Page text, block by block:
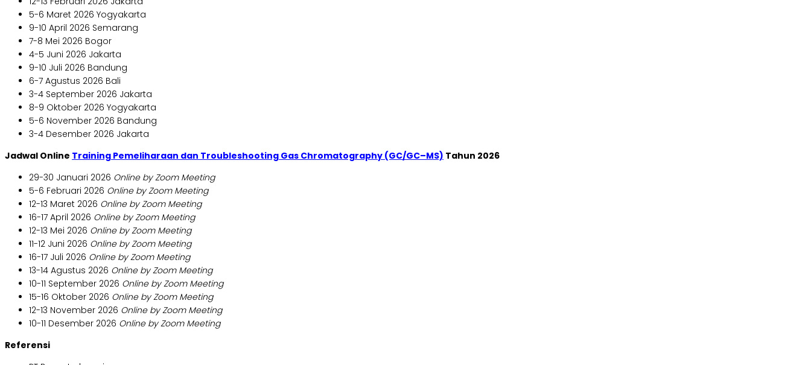
5-6 Maret 2026 Yogyakarta
9-10 April 2026 Semarang
7-8 Mei 2026 Bogor
4-5 Juni 2026 Jakarta
9-10 Juli 2026 Bandung
6-7 Agustus 2026 Bali
3-4 September 2026 Jakarta
8-9 Oktober 2026 Yogyakarta
5-6 November 2026 Bandung
3-4 Desember 2026 Jakarta
Jadwal Online Training Pemeliharaan dan Troubleshooting Gas Chromatography (GC/GC–MS) Tahun 2026
29-30 Januari 2026 Online by Zoom Meeting
5-6 Februari 2026 Online by Zoom Meeting
12-13 Maret 2026 Online by Zoom Meeting
16-17 April 2026 Online by Zoom Meeting
12-13 Mei 2026 Online by Zoom Meeting
11-12 Juni 2026 Online by Zoom Meeting
16-17 Juli 2026 Online by Zoom Meeting
13-14 Agustus 2026 Online by Zoom Meeting
10-11 September 2026 Online by Zoom Meeting
15-16 Oktober 2026 Online by Zoom Meeting
12-13 November 2026 Online by Zoom Meeting
10-11 Desember 2026 Online by Zoom Meeting
Referensi